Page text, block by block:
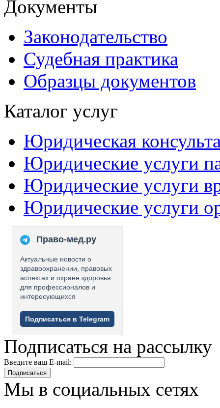
Документы
Законодательство
Судебная практика
Образцы документов
Каталог услуг
Юридическая
Юридические услуги
Юридические услуги
Юридические услуги
Право-мед.ру
Актуальные новости о
здравоохранении, правовых
аспектах и охране здоровья
для профессионалов и
интересующихся
Подписаться в Telegram
Подписаться на рассылку
Введите ваш E-mail:
Подписаться
Мы в социальных сетях